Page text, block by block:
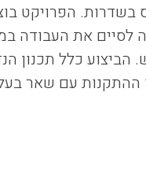
הפרויקט
היה לסיים את
הביצוע כלל תכנון
ההתקנות עם שאר